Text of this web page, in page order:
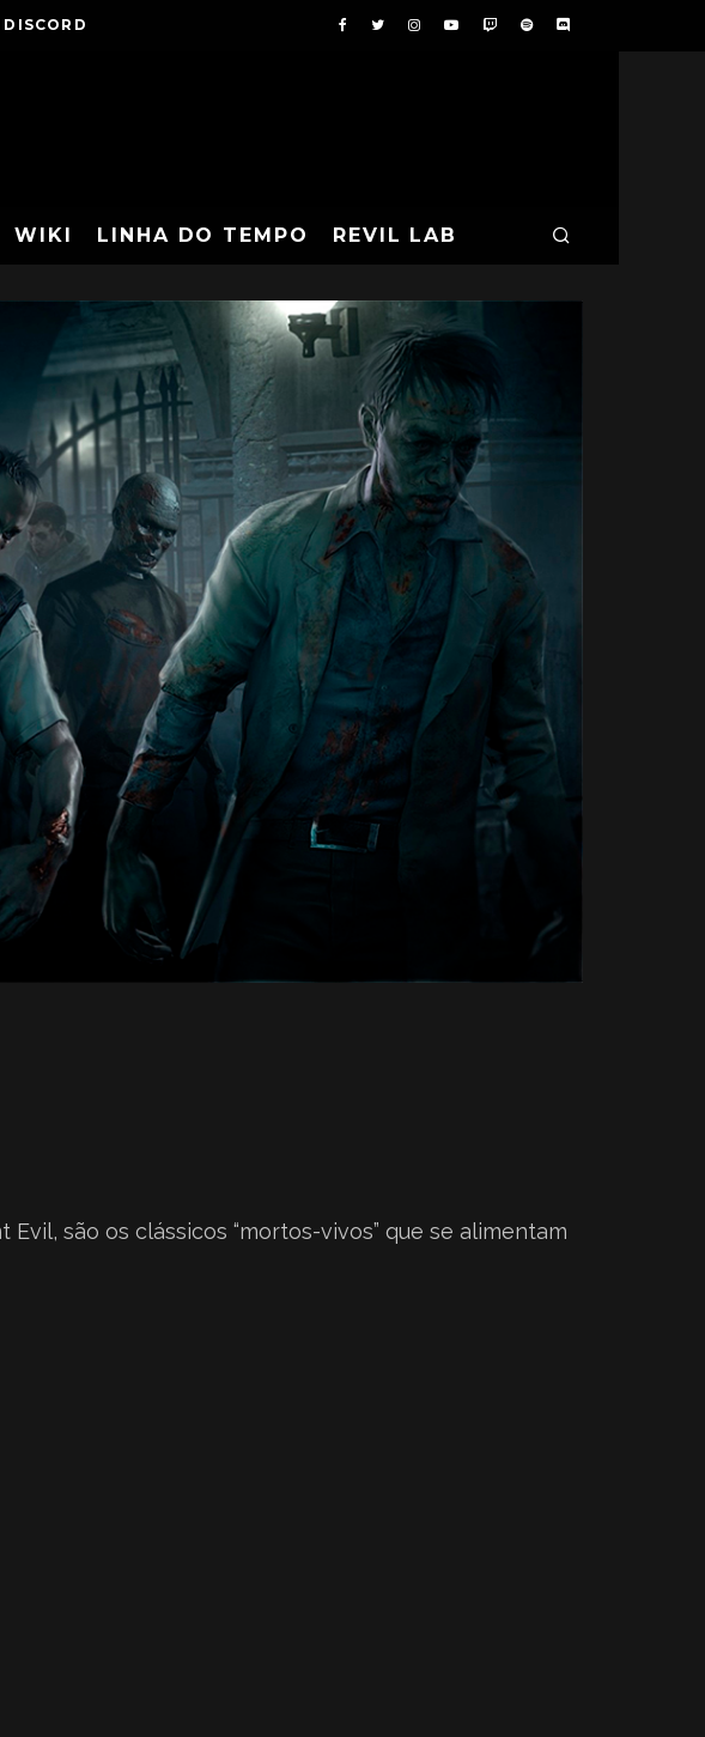
WIKI LINHA DO TEMPO REVIL LAB
Evil, são os clássicos “mortos-vivos” que se alimentam